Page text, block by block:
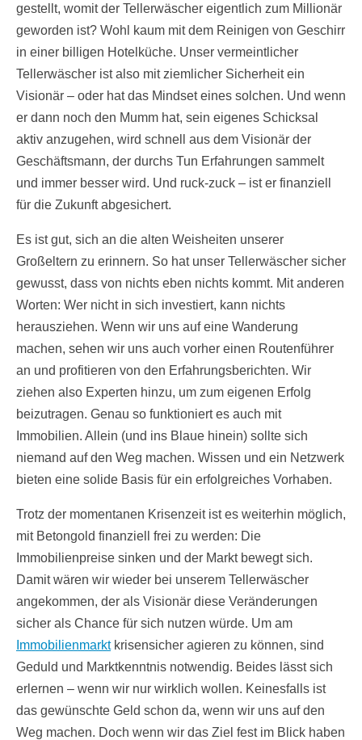
gestellt, womit der Tellerwäscher eigentlich zum Millionär
geworden ist? Wohl kaum mit dem Reinigen von Geschirr
in einer billigen Hotelküche. Unser vermeintlicher
Tellerwäscher ist also mit ziemlicher Sicherheit ein
Visionär – oder hat das Mindset eines solchen. Und wenn
er dann noch den Mumm hat, sein eigenes Schicksal
aktiv anzugehen, wird schnell aus dem Visionär der
Geschäftsmann, der durchs Tun Erfahrungen sammelt
und immer besser wird. Und ruck-zuck – ist er finanziell
für die Zukunft abgesichert.
Es ist gut, sich an die alten Weisheiten unserer
Großeltern zu erinnern. So hat unser Tellerwäscher sicher
gewusst, dass von nichts eben nichts kommt. Mit anderen
Worten: Wer nicht in sich investiert, kann nichts
herausziehen. Wenn wir uns auf eine Wanderung
machen, sehen wir uns auch vorher einen Routenführer
an und profitieren von den Erfahrungsberichten. Wir
ziehen also Experten hinzu, um zum eigenen Erfolg
beizutragen. Genau so funktioniert es auch mit
Immobilien. Allein (und ins Blaue hinein) sollte sich
niemand auf den Weg machen. Wissen und ein Netzwerk
bieten eine solide Basis für ein erfolgreiches Vorhaben.
Trotz der momentanen Krisenzeit ist es weiterhin möglich,
mit Betongold finanziell frei zu werden: Die
Immobilienpreise sinken und der Markt bewegt sich.
Damit wären wir wieder bei unserem Tellerwäscher
angekommen, der als Visionär diese Veränderungen
sicher als Chance für sich nutzen würde. Um am
Immobilienmarktkrisensicher agieren zu können, sind
Geduld und Marktkenntnis notwendig. Beides lässt sich
erlernen – wenn wir nur wirklich wollen. Keinesfalls ist
das gewünschte Geld schon da, wenn wir uns auf den
Weg machen. Doch wenn wir das Ziel fest im Blick haben